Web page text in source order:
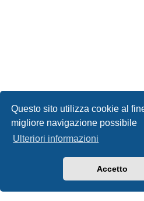
Questo sito utilizza cookie al
migliore navigazione possibile
Ulteriori informazioni
Accetto